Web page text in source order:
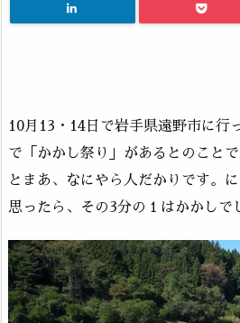
10月13・14日で岩手県遠野市に行
で「かかし祭り」があるとのこと
とまあ、なにやら人だかりです。
思ったら、その3分の１はかかしで